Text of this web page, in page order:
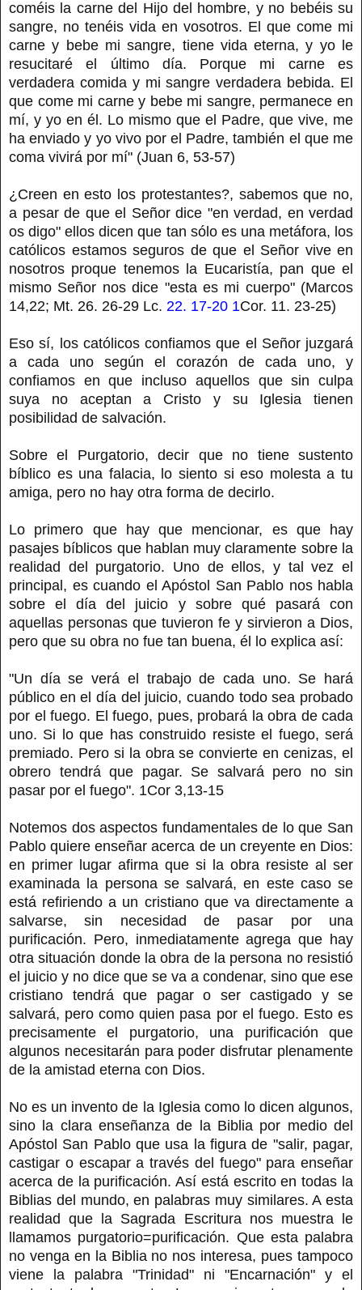
coméis la carne del Hijo del hombre, y no bebéis su
sangre, no tenéis vida en vosotros. El que come mi
carne y bebe mi sangre, tiene vida eterna, y yo le
resucitaré el último día. Porque mi carne es
verdadera comida y mi sangre verdadera bebida. El
que come mi carne y bebe mi sangre, permanece en
mí, y yo en él. Lo mismo que el Padre, que vive, me
ha enviado y yo vivo por el Padre, también el que me
coma vivirá por mí" (Juan 6, 53-57)
¿Creen en esto los protestantes?, sabemos que no,
a pesar de que el Señor dice "en verdad, en verdad
os digo" ellos dicen que tan sólo es una metáfora, los
católicos estamos seguros de que el Señor vive en
nosotros proque tenemos la Eucaristía, pan que el
mismo Señor nos dice "esta es mi cuerpo" (Marcos
14,22; Mt. 26. 26-29 Lc. 22. 17-20 1Cor. 11. 23-25)
Eso sí, los católicos confiamos que el Señor juzgará
a cada uno según el corazón de cada uno, y
confiamos en que incluso aquellos que sin culpa
suya no aceptan a Cristo y su Iglesia tienen
posibilidad de salvación.
Sobre el Purgatorio, decir que no tiene sustento
bíblico es una falacia, lo siento si eso molesta a tu
amiga, pero no hay otra forma de decirlo.
Lo primero que hay que mencionar, es que hay
pasajes bíblicos que hablan muy claramente sobre la
realidad del purgatorio. Uno de ellos, y tal vez el
principal, es cuando el Apóstol San Pablo nos habla
sobre el día del juicio y sobre qué pasará con
aquellas personas que tuvieron fe y sirvieron a Dios,
pero que su obra no fue tan buena, él lo explica así:
"Un día se verá el trabajo de cada uno. Se hará
público en el día del juicio, cuando todo sea probado
por el fuego. El fuego, pues, probará la obra de cada
uno. Si lo que has construido resiste el fuego, será
premiado. Pero si la obra se convierte en cenizas, el
obrero tendrá que pagar. Se salvará pero no sin
pasar por el fuego". 1Cor 3,13-15
Notemos dos aspectos fundamentales de lo que San
Pablo quiere enseñar acerca de un creyente en Dios:
en primer lugar afirma que si la obra resiste al ser
examinada la persona se salvará, en este caso se
está refiriendo a un cristiano que va directamente a
salvarse, sin necesidad de pasar por una
purificación. Pero, inmediatamente agrega que hay
otra situación donde la obra de la persona no resistió
el juicio y no dice que se va a condenar, sino que ese
cristiano tendrá que pagar o ser castigado y se
salvará, pero como quien pasa por el fuego. Esto es
precisamente el purgatorio, una purificación que
algunos necesitarán para poder disfrutar plenamente
de la amistad eterna con Dios.
No es un invento de la Iglesia como lo dicen algunos,
sino la clara enseñanza de la Biblia por medio del
Apóstol San Pablo que usa la figura de "salir, pagar,
castigar o escapar a través del fuego" para enseñar
acerca de la purificación. Así está escrito en todas la
Biblias del mundo, en palabras muy similares. A esta
realidad que la Sagrada Escritura nos muestra le
llamamos purgatorio=purificación. Que esta palabra
no venga en la Biblia no nos interesa, pues tampoco
viene la palabra "Trinidad" ni "Encarnación" y el